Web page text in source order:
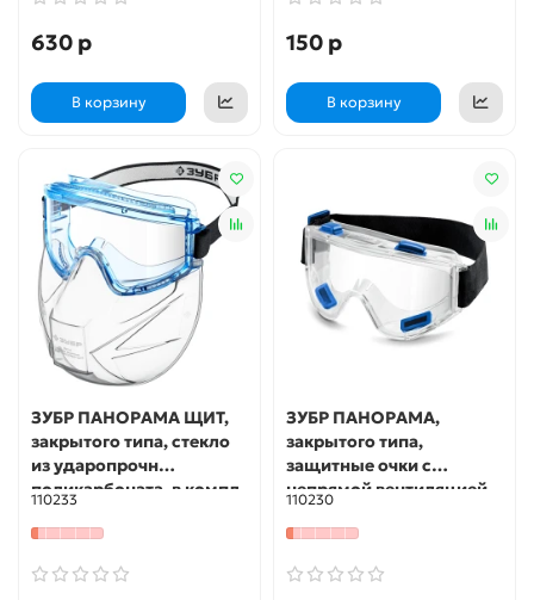
630 р
В корзину
150 р
В корзину
ЗУБР ПАНОРАМА ЩИТ,
закрытого типа, стекло
из ударопрочн
поликарбоната, в компл
со щитком, защитные
очки с непрямой
вентиляцией,
Профессиона
110233
ЗУБР ПАНОРАМА,
закрытого типа,
защитные очки с
непрямой вентиляцией,
Профессионал (110230)
110230